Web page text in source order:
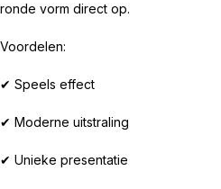
ronde vorm direct op.
Voordelen:
✔ Speels effect
✔ Moderne uitstraling
✔ Unieke presentatie